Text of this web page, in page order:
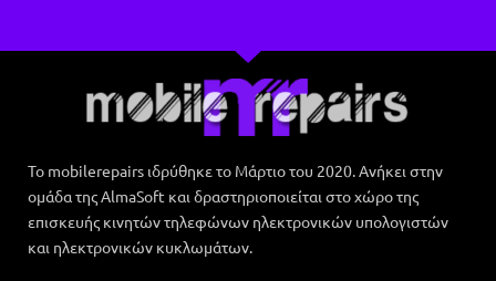
Το mobilerepairs ιδρύθηκε το Μάρτιο του 2020. Ανήκει στην
ομάδα της AlmaSoft και δραστηριοποιείται στο χώρο της
επισκευής κινητών τηλεφώνων ηλεκτρονικών υπολογιστών
και ηλεκτρονικών κυκλωμάτων.